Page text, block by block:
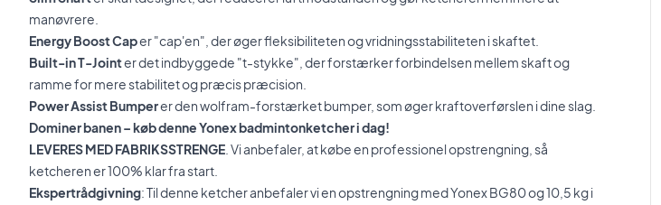
manøvrere.
Energy Boost Caper "cap'en", der øger fleksibiliteten og vridningsstabiliteten i skaftet.
Built-in T-Jointer det indbyggede "t-stykke", der forstærker forbindelsen mellem skaft og
ramme for mere stabilitet og præcis præcision.
Power Assist Bumperer den wolfram-forstærket bumper, som øger kraftoverførslen i dine slag.
Dominer banen – køb denne Yonex badmintonketcher i dag!
LEVERES MED FABRIKSSTRENGE . Vi anbefaler, at købe en professionel opstrengning, så
ketcheren er 100% klar fra start.
Ekspertrådgivning: Til denne ketcher anbefaler vi en opstrengning med Yonex BG80 og 10,5 kg i